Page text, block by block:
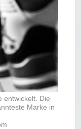
entwickelt. Die
Marke in